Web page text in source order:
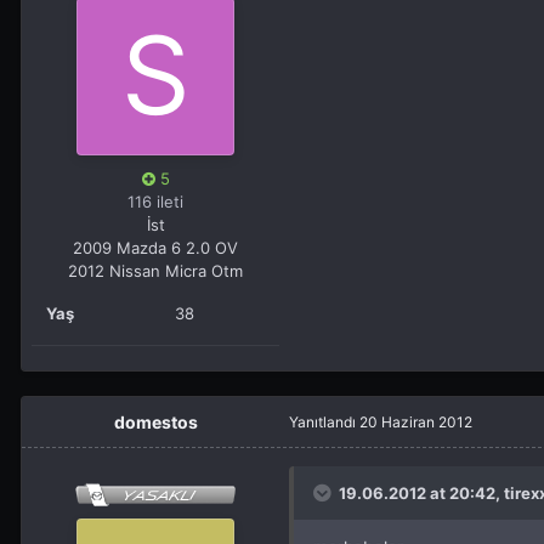
5
116 ileti
İst
2009 Mazda 6 2.0 OV
2012 Nissan Micra Otm
Yaş 38
domestos Yanıtlandı 20 Haziran 2012
19.06.2012 at 20:42,